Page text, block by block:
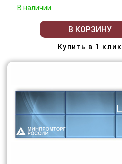
В наличии
В КОРЗИНУ
Купить в 1 клик